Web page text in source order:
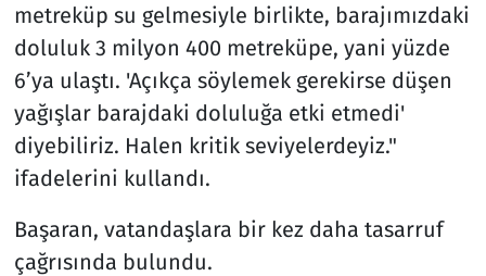
metreküp su gelmesiyle birlikte, barajımızdaki
doluluk 3 milyon 400 metreküpe, yani yüzde
6’ya ulaştı. 'Açıkça söylemek gerekirse düşen
yağışlar barajdaki doluluğa etki etmedi'
diyebiliriz. Halen kritik seviyelerdeyiz."
ifadelerini kullandı.
Başaran, vatandaşlara bir kez daha tasarruf
çağrısında bulundu.